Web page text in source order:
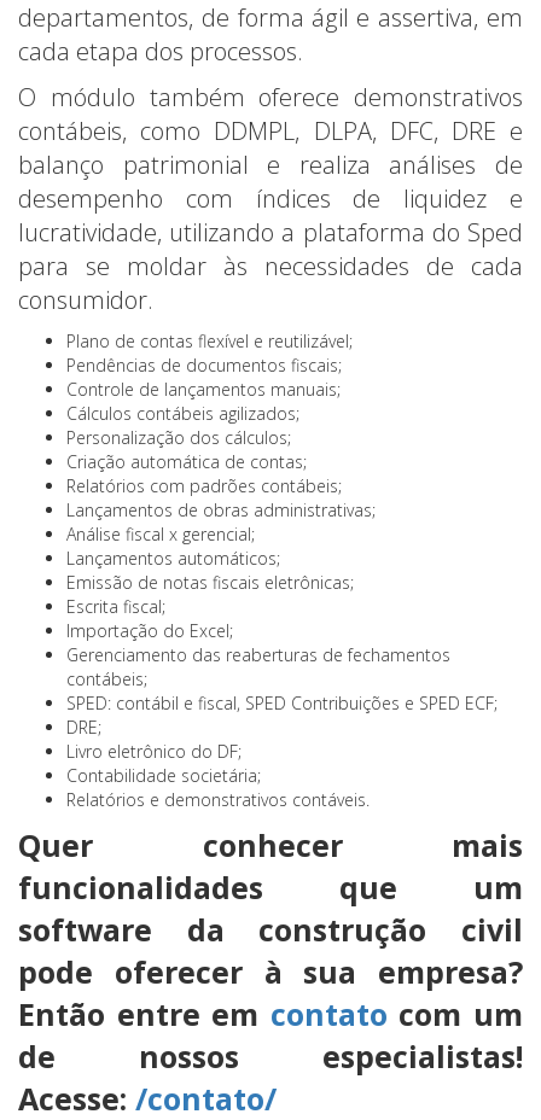
departamentos, de forma ágil e assertiva, em
cada etapa dos processos.
O módulo também oferece demonstrativos
contábeis, como DDMPL, DLPA, DFC, DRE e
balanço patrimonial e realiza análises de
desempenho com índices de liquidez e
lucratividade, utilizando a plataforma do Sped
para se moldar às necessidades de cada
consumidor.
Plano de contas flexível e reutilizável;
Pendências de documentos fiscais;
Controle de lançamentos manuais;
Cálculos contábeis agilizados;
Personalização dos cálculos;
Criação automática de contas;
Relatórios com padrões contábeis;
Lançamentos de obras administrativas;
Análise fiscal x gerencial;
Lançamentos automáticos;
Emissão de notas fiscais eletrônicas;
Escrita fiscal;
Importação do Excel;
Gerenciamento das reaberturas de fechamentos
contábeis;
SPED: contábil e fiscal, SPED Contribuições e SPED ECF;
DRE;
Livro eletrônico do DF;
Contabilidade societária;
Relatórios e demonstrativos contáveis.
Quer conhecer mais
funcionalidades que um
software da construção civil
pode oferecer à sua empresa?
Então entre em contato com um
de nossos especialistas!
Acesse: /contato/